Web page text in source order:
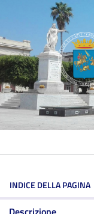
INDICE DELLA PAGINA